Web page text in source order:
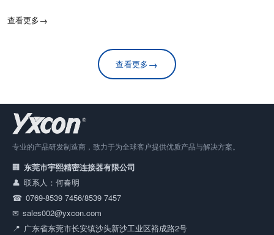
查看更多→
查看更多→
专业的产品研发制造商，致力于为全球客户提供优质产品与解决方案。
东莞市宇熙精密连接器有限公司
联系人：何春明
0769-8539 7456/8539 7457
sales002@yxcon.com
广东省东莞市长安镇沙头新沙工业区裕成路2号